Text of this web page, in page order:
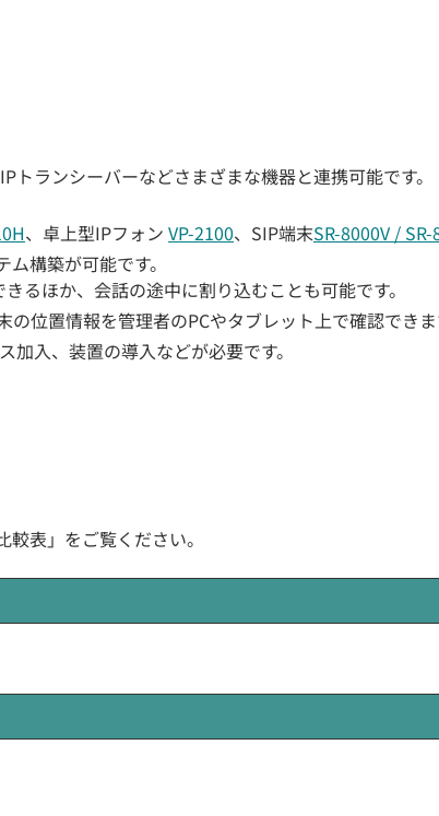
ランシーバーなどさまざまな機器と連携可能です。
、卓上型IPフォン VP-2100、SIP端末SR-8000V /
構築が可能です。
るほか、会話の途中に割り込むことも可能です。
の位置情報を管理者のPCやタブレット上で確認できま
入、装置の導入などが必要です。
表」をご覧ください。